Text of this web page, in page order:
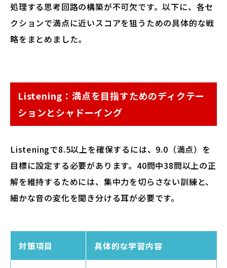
処理する思考回路の構築が不可欠です。以下に、各セ
クションで満点に近いスコアを狙うための具体的な戦
略をまとめました。
Listening：満点を目指すためのディクテー
ションとシャドーイング
Listeningで8.5以上を確保するには、9.0（満点）を
目標に設定する必要があります。40問中38問以上の正
解を維持するためには、集中力を切らさない訓練と、
細かな音の変化を聞き分ける耳が必要です。
対策項目 具体的な学習内容